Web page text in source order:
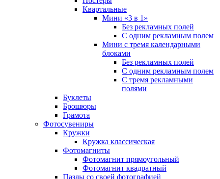
Квартальные
Мини «3 в 1»
Без рекламных полей
С одним рекламным полем
Мини с тремя календарными
блоками
Без рекламных полей
С одним рекламным полем
С тремя рекламными
полями
Буклеты
Брошюры
Грамота
Фотосувениры
Кружки
Кружка классическая
Фотомагниты
Фотомагнит прямоугольный
Фотомагнит квадратный
Пазлы со своей фотографией